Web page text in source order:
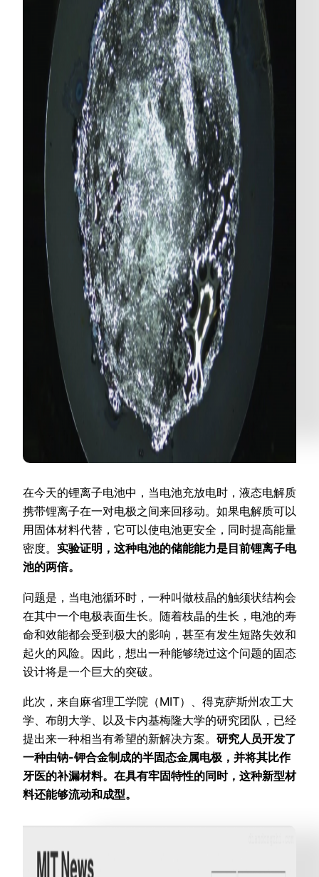
在今天的锂离子电池中，当电池充放电时，液态电解质
携带锂离子在一对电极之间来回移动。如果电解质可以
用固体材料代替，它可以使电池更安全，同时提高能量
密度。 实验证明，这种电池的储能能力是目前锂离子电
池的两倍。
问题是，当电池循环时，一种叫做枝晶的触须状结构会
在其中一个电极表面生长。随着枝晶的生长，电池的寿
命和效能都会受到极大的影响，甚至有发生短路失效和
起火的风险。因此，想出一种能够绕过这个问题的固态
设计将是一个巨大的突破。
此次，来自麻省理工学院（MIT）、得克萨斯州农工大
学、布朗大学、以及卡内基梅隆大学的研究团队，已经
提出来一种相当有希望的新解决方案。 研究人员开发了
一种由钠-钾合金制成的半固态金属电极，并将其比作
牙医的补漏材料。在具有牢固特性的同时，这种新型材
料还能够流动和成型。